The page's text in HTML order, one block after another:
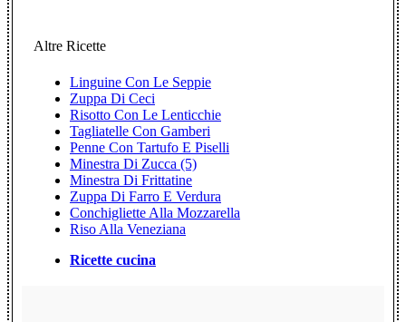
Altre Ricette
Linguine Con Le Seppie
Zuppa Di Ceci
Risotto Con Le Lenticchie
Tagliatelle Con Gamberi
Penne Con Tartufo E Piselli
Minestra Di Zucca (5)
Minestra Di Frittatine
Zuppa Di Farro E Verdura
Conchigliette Alla Mozzarella
Riso Alla Veneziana
Ricette cucina